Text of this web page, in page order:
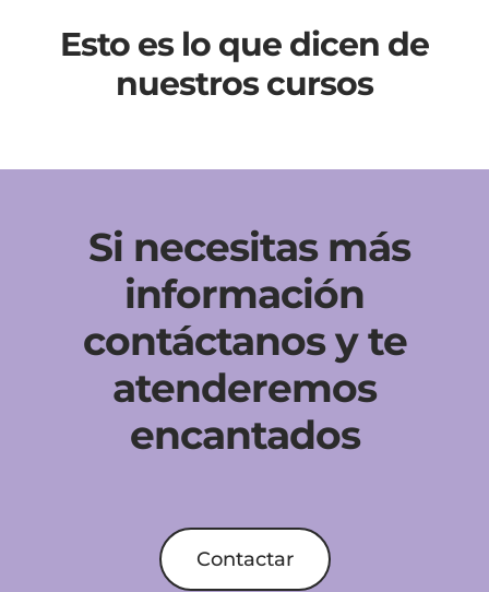
Esto es lo que dicen de
nuestros cursos
Si necesitas más
información
contáctanos y te
atenderemos
encantados
Contactar